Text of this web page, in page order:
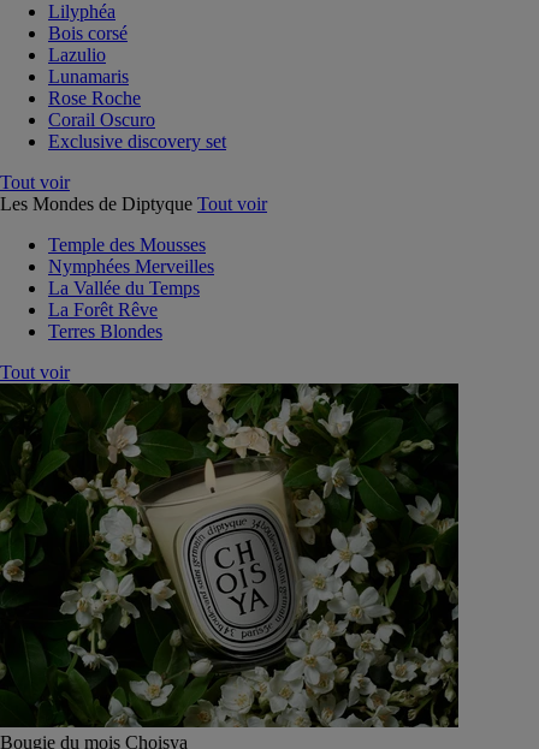
Lilyphéa
Bois corsé
Lazulio
Lunamaris
Rose Roche
Corail Oscuro
Exclusive discovery set
Tout voir
Les Mondes de Diptyque Tout voir
Temple des Mousses
Nymphées Merveilles
La Vallée du Temps
La Forêt Rêve
Terres Blondes
Tout voir
Bougie du mois Choisya